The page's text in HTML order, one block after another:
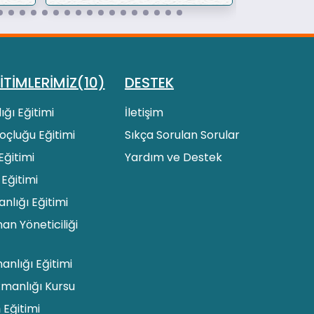
Eğitimi
Eğitimi
Eğitimi
Yöneticiliği
Eğitimi
Kursu
Eğitimi
DESTEK
İletişim
Sıkça Sorulan Sorular
Yardım ve Destek